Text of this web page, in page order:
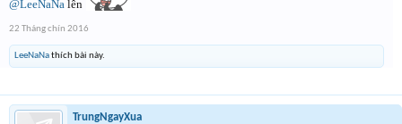
@LeeNaNa lên
22 Tháng chín 2016
LeeNaNathích bài này.
TrungNgayXua